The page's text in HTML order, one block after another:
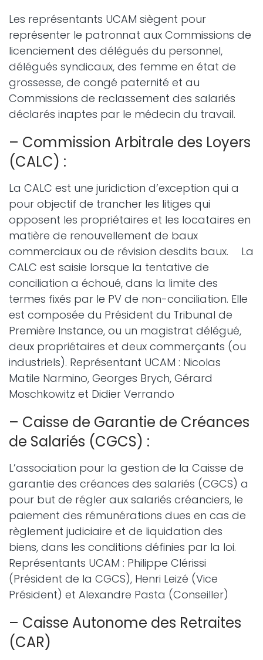
Les représentants UCAM siègent pour
représenter le patronnat aux Commissions de
licenciement des délégués du personnel,
délégués syndicaux, des femme en état de
grossesse, de congé paternité et au
Commissions de reclassement des salariés
déclarés inaptes par le médecin du travail.
– Commission Arbitrale des Loyers
(CALC) :
La CALC est une juridiction d’exception qui a
pour objectif de trancher les litiges qui
opposent les propriétaires et les locataires en
matière de renouvellement de baux
commerciaux ou de révision desdits baux. La
CALC est saisie lorsque la tentative de
conciliation a échoué, dans la limite des
termes fixés par le PV de non-conciliation. Elle
est composée du Président du Tribunal de
Première Instance, ou un magistrat délégué,
deux propriétaires et deux commerçants (ou
industriels). Représentant UCAM : Nicolas
Matile Narmino, Georges Brych, Gérard
Moschkowitz et Didier Verrando
– Caisse de Garantie de Créances
de Salariés (CGCS) :
L’association pour la gestion de la Caisse de
garantie des créances des salariés (CGCS) a
pour but de régler aux salariés créanciers, le
paiement des rémunérations dues en cas de
règlement judiciaire et de liquidation des
biens, dans les conditions définies par la loi.
Représentants UCAM : Philippe Clérissi
(Président de la CGCS), Henri Leizé (Vice
Président) et Alexandre Pasta (Conseiller)
– Caisse Autonome des Retraites
(CAR)